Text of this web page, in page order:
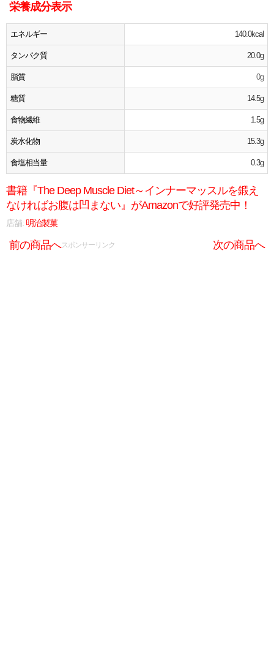
栄養成分表示
エネルギー 140.0kcal
タンパク質 20.0g
脂質 0g
糖質 14.5g
食物繊維 1.5g
炭水化物 15.3g
食塩相当量 0.3g
書籍『The Deep Muscle Diet～インナーマッスルを鍛え
なければお腹は凹まない』がAmazonで好評発売中！
店舗: 明治製菓
前の商品へ 次の商品へ
スポンサーリンク